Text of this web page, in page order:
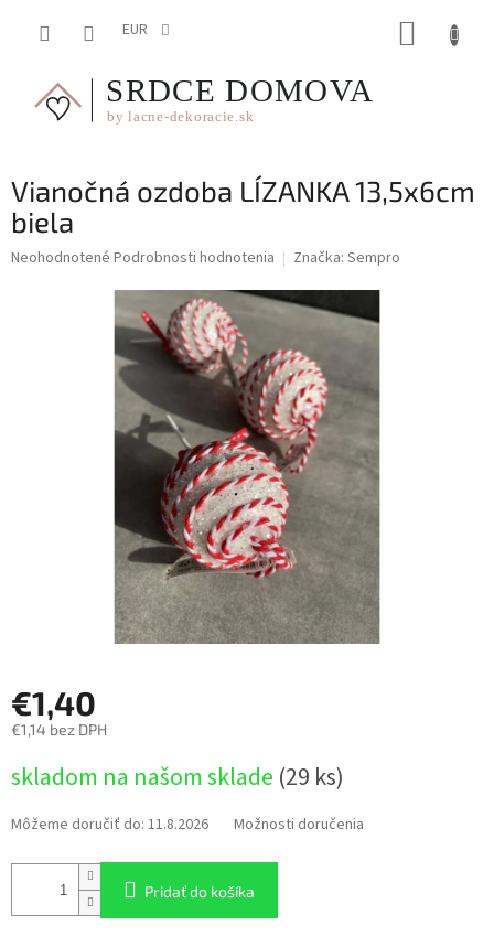
EUR
Vianočná ozdoba LÍZANKA 13,5x6cm
biela
Priemerné
Neohodnotené Podrobnosti hodnotenia Značka: Sempro
€1,40
€1,14 bez DPH
cena:
skladom na našom sklade (29 ks)
Môžeme doručiť do: 11.8.2026 Možnosti doručenia
Pridať do košíka